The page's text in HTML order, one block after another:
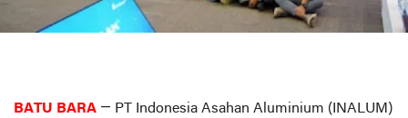
BATU BARA — PT Indonesia Asahan Aluminium (INALUM)